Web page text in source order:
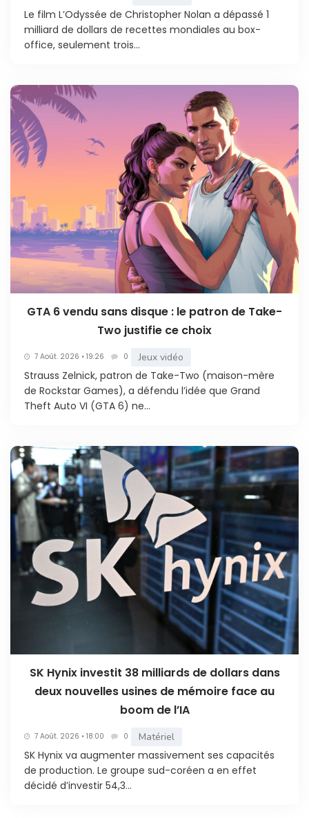
Le film L’Odyssée de Christopher Nolan a dépassé 1
milliard de dollars de recettes mondiales au box-
office, seulement trois...
GTA 6 vendu sans disque : le patron de Take-
Two justifie ce choix
7 Août. 2026 • 19:26 0 Jeux vidéo
Strauss Zelnick, patron de Take-Two (maison-mère
de Rockstar Games), a défendu l’idée que Grand
Theft Auto VI (GTA 6) ne...
SK Hynix investit 38 milliards de dollars dans
deux nouvelles usines de mémoire face au
boom de l’IA
7 Août. 2026 • 18:00 0 Matériel
SK Hynix va augmenter massivement ses capacités
de production. Le groupe sud-coréen a en effet
décidé d’investir 54,3...